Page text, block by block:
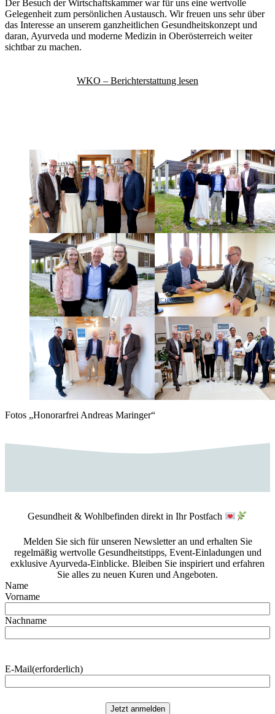
Der Besuch der Wirtschaftskammer war für uns eine wertvolle
Gelegenheit zum persönlichen Austausch. Wir freuen uns sehr über
das Interesse an unserem ganzheitlichen Gesundheitskonzept und
daran, Ayurveda und moderne Medizin in Oberösterreich weiter
sichtbar zu machen.
WKO – Berichterstattung lesen
Fotos „Honorarfrei Andreas Maringer“
Gesundheit & Wohlbefinden direkt in Ihr Postfach
Melden Sie sich für unseren Newsletter an und erhalten Sie
regelmäßig wertvolle Gesundheitstipps, Event-Einladungen und
exklusive Ayurveda-Einblicke. Bleiben Sie inspiriert und erfahren
Sie alles zu neuen Kuren und Angeboten.
Name
Vorname
Nachname
E-Mail(erforderlich)
Jetzt anmelden